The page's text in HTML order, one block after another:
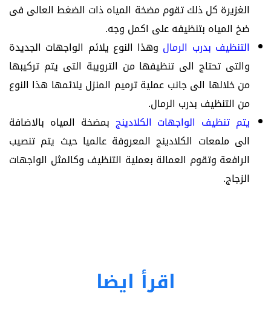
الغزيرة كل ذلك تقوم مضخة المياه ذات الضغط العالى فى
ضخ المياه بتنظيفه على اكمل وجه.
التنظيف بدرب الرمال وهذا النوع يلائم الواجهات الجديدة
والتى تحتاج الى تنظيفها من الترويبة التى يتم تركيبها
من خلالها الى جانب عملية ترميم المنزل يلائمها هذا النوع
من التنظيف بدرب الرمال.
يتم تنظيف الواجهات الكلادينج بمضخة المياه بالاضافة
الى ملمعات الكلادينج المعروفة عالميا حيث يتم تنصيب
الرافعة وتقوم العمالة بعملية التنظيف وكالمثل الواجهات
الزجاج.
اقرأ ايضا